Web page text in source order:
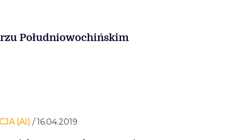
Południowochińskim
(AI) / 16.04.2019